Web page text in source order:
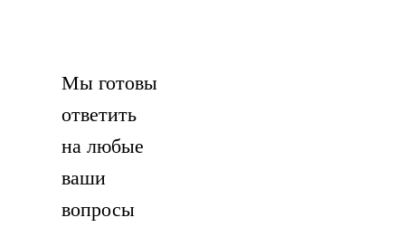
Мы готовы
ответить
на любые
ваши
вопросы